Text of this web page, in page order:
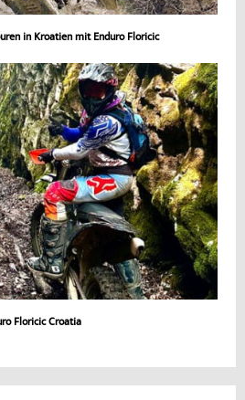
in Kroatien mit Enduro Floricic
Floricic Croatia